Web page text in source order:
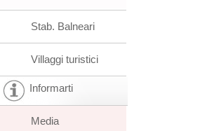
Stab. Balneari
Villaggi turistici
Informarti
Media